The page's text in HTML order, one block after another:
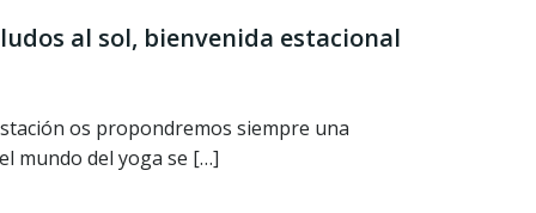
al sol, bienvenida estacional
os propondremos siempre una
mundo del yoga se […]